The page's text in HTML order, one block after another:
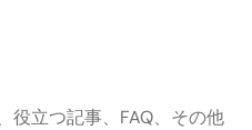
役立つ記事、FAQ、その他